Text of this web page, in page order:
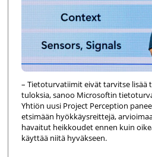
– Tietoturvatiimit eivät tarvitse lisää
tuloksia, sanoo Microsoftin
Yhtiön uusi Project Perception
etsimään hyökkäysreittejä,
havaitut heikkoudet ennen kuin
käyttää niitä hyväkseen.